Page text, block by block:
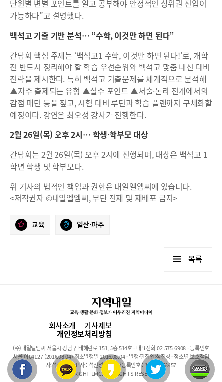
단원별 변별 포인트를 알고 공부해야 안정적인 상위권 진입이
가능하다”고 설명했다.
백석고 기출 기반 분석… “수학, 이것만 하면 된다”
간담회 핵심 주제는 ‘백석고1 수학, 이것만 하면 된다!’로, 개학
전 반드시 정리해야 할 학습 우선순위와 백석고 맞춤 내신 대비
전략을 제시한다. 특히 백석고 기출문제를 체계적으로 분석해
▲자주 출제되는 유형 ▲실수 포인트 ▲서술·논리 전개에서의
감점 패턴 등을 짚고, 시험 대비 루틴과 학습 플랜까지 구체화할
예정이다. 강연은 최오성 강사가 진행한다.
2월 26일(목) 오후 2시… 학생·학부모 대상
간담회는 2월 26일(목) 오후 2시에 진행되며, 대상은 백석고 1
학년 학생 및 학부모다.
위 기사의 법적인 책임과 권한은 내일엘엠씨에 있습니다.
<저작권자 ©내일엘엠씨, 무단 전재 및 재배포 금지>
교육 일산·파주
목록
회사소개 기사제보
개인정보처리방침
(주)내일엘엠씨 서울시 강남구 테헤란로 151, 5층 514호 · 대표전화 02-575-6908 · 등록번호
서울 아04127 (2016.08.04) 최초발행일 2016.08.04 · 발행·편집인:석진성 · 청소년 보호책임
자:석진성 · 대표자 : 석진성 · 사업자등록번호 : 101-86-68457
COPYRIGHT LMC. ALL RIGHTS RESERVED.